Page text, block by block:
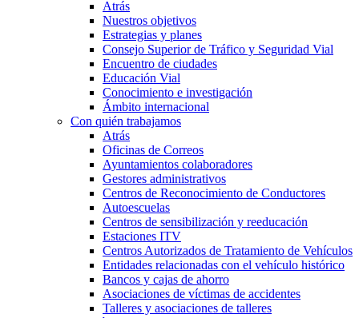
Atrás
Nuestros objetivos
Estrategias y planes
Consejo Superior de Tráfico y Seguridad Vial
Encuentro de ciudades
Educación Vial
Conocimiento e investigación
Ámbito internacional
Con quién trabajamos
Atrás
Oficinas de Correos
Ayuntamientos colaboradores
Gestores administrativos
Centros de Reconocimiento de Conductores
Autoescuelas
Centros de sensibilización y reeducación
Estaciones ITV
Centros Autorizados de Tratamiento de Vehículos
Entidades relacionadas con el vehículo histórico
Bancos y cajas de ahorro
Asociaciones de víctimas de accidentes
Talleres y asociaciones de talleres